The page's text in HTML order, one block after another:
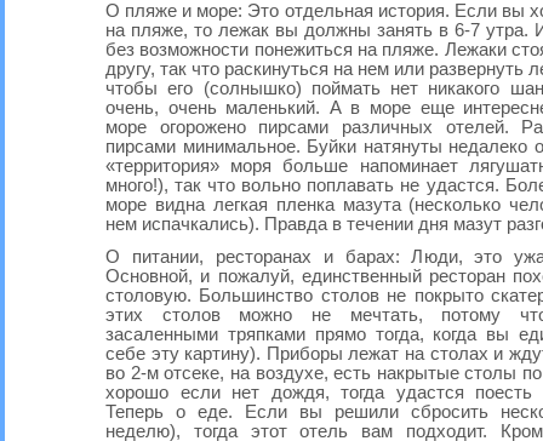
О пляже и море: Это отдельная история. Если вы
на пляже, то лежак вы должны занять в 6-7 утра.
без возможности понежиться на пляже. Лежаки
другу, так что раскинуться на нем или развернуть
чтобы его (солнышко) поймать нет никакого
очень, очень маленький. А в море еще
море огорожено пирсами различных отелей.
пирсами минимальное. Буйки натянуты недалеко
«территория» моря больше напоминает
много!), так что вольно поплавать не удастся.
море видна легкая пленка мазута (несколько
нем испачкались). Правда в течении дня мазут
О питании, ресторанах и барах: Люди, это
Основной, и пожалуй, единственный ресторан
столовую. Большинство столов не покрыто
этих столов можно не мечтать, потому
засаленными тряпками прямо тогда, когда вы
себе эту картину). Приборы лежат на столах и
во 2-м отсеке, на воздухе, есть накрытые столы
хорошо если нет дождя, тогда удастся поесть
Теперь о еде. Если вы решили сбросить
неделю), тогда этот отель вам подходит.